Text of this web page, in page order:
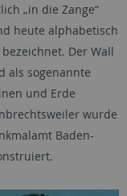
„in die Zange“
heute alphabetisch
Der Wall
als sogenannte
und Erde
wurde
Baden-